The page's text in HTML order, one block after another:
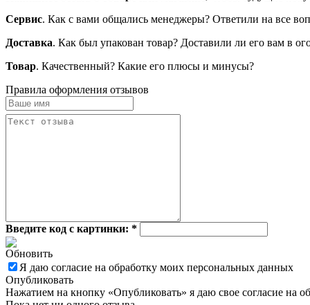
Сервис. Как с вами общались менеджеры? Ответили на все
Доставка. Как был упакован товар? Доставили ли его вам в
Товар. Качественный? Какие его плюсы и минусы?
Правила оформления отзывов
Введите код с картинки: *
Обновить
Я даю согласие на обработку моих персональных данных
Опубликовать
Нажатием на кнопку «Опубликовать» я даю свое согласие на